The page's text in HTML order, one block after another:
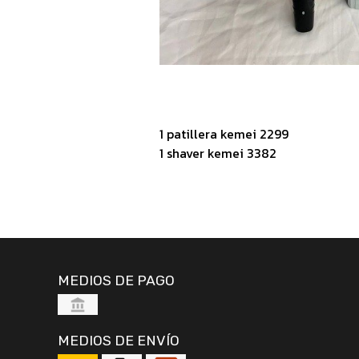
1 patillera kemei 2299
1 shaver kemei 3382
MEDIOS DE PAGO
MEDIOS DE ENVÍO